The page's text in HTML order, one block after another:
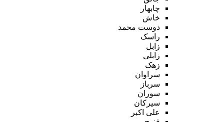
چابهار
خاش
دوست محمد
راسک
زابل
زابلی
زهک
سراوان
سرباز
سوران
سیرکان
علی اکبر